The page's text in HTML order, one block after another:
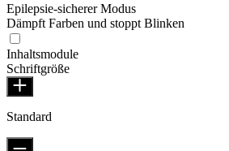
Epilepsie-sicherer Modus
Dämpft Farben und stoppt Blinken
Inhaltsmodule
Schriftgröße
Standard